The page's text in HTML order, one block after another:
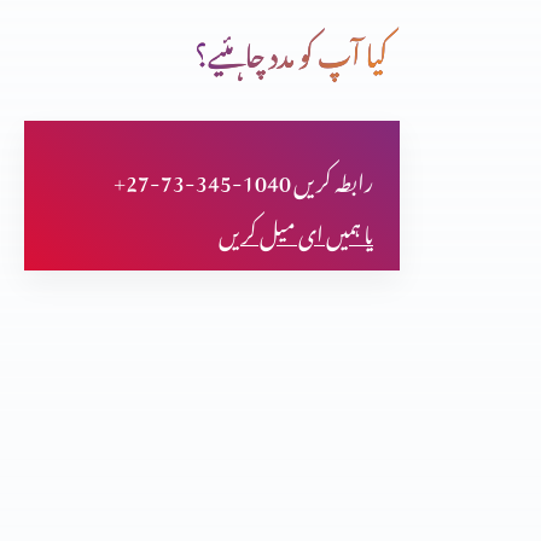
قوت کا درست استمال (حصہ 3)
فلپیوں کا خط (حصہ 2)
کیا آپ کو مدد چاہئیے؟
+27-73-345-1040 رابطہ کریں
یا ہمیں ای میل کریں